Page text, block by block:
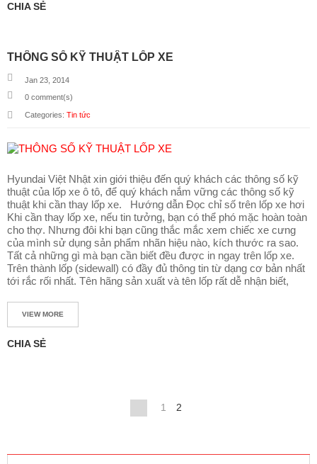
&
Ụ
T
Ù
N
G
Ự
Á
N
T
I
N
T
Ứ
L
I
Ê
CHIA SẺ
THÔNG SỐ KỸ THUẬT LỐP XE
Jan 23, 2014
0 comment(s)
Categories: Tin tức
Hyundai Việt Nhật xin giới thiệu đến quý khách các thông số kỹ
thuật của lốp xe ô tô, để quý khách nắm vững các thông số kỹ
thuật khi cần thay lốp xe. Hướng dẫn Đọc chỉ số trên lốp xe hơi
Khi cần thay lốp xe, nếu tin tưởng, bạn có thể phó mặc hoàn toàn
cho thợ. Nhưng đôi khi bạn cũng thắc mắc xem chiếc xe cưng
của mình sử dụng sản phẩm nhãn hiệu nào, kích thước ra sao.
Tất cả những gì mà bạn cần biết đều được in ngay trên lốp xe.
Trên thành lốp (sidewall) có đầy đủ thông tin từ dạng cơ bản nhất
tới rắc rối nhất. Tên hãng sản xuất và tên lốp rất dễ nhận biết,
VIEW MORE
CHIA SẺ
1 2